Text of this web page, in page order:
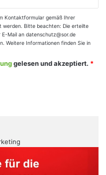
Kontaktformular gemäß Ihrer
werden. Bitte beachten: Die erteilte
Mail an datenschutz@sor.de
Weitere Informationen finden Sie in
gelesen und akzeptiert. *